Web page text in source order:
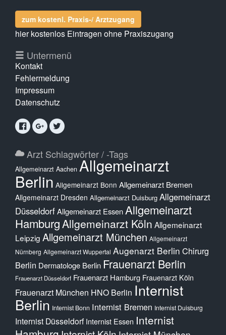
zum kostenl. Praxis-/ Arztzugang
hier kostenlos Eintragen ohne Praxiszugang
Untermenü
Kontakt
Fehlermeldung
Impressum
Datenschutz
Arzt Schlagwörter / -Tags
Allgemeinarzt Aachen Allgemeinarzt
Berlin Allgemeinarzt Bonn Allgemeinarzt Bremen
Allgemeinarzt Dresden Allgemeinarzt Duisburg Allgemeinarzt
DüsseldorfAllgemeinarzt Essen Allgemeinarzt
HamburgAllgemeinarzt Köln Allgemeinarzt
Leipzig Allgemeinarzt München Allgemeinarzt
Nürnberg Allgemeinarzt Wuppertal Augenarzt Berlin Chirurg
Berlin Dermatologe Berlin Frauenarzt Berlin
Frauenarzt Düsseldorf Frauenarzt Hamburg Frauenarzt Köln
Frauenarzt München HNO Berlin Internist
Berlin Internist Bonn Internist Bremen Internist Duisburg
Internist Düsseldorf Internist Essen Internist